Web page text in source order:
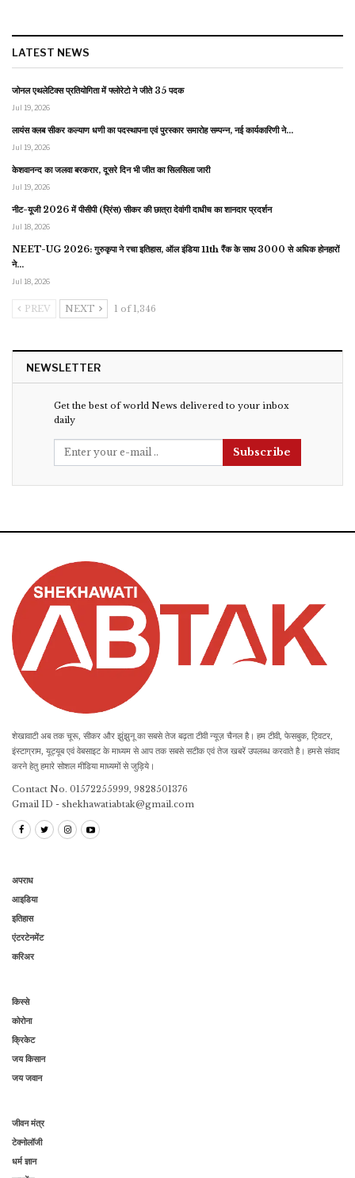
LATEST NEWS
जोनल एथलेटिक्स प्रतियोगिता में फ्लोरेटो ने जीते 35 पदक
Jul 19, 2026
लायंस क्लब सीकर कल्याण धणी का पदस्थापना एवं पुरस्कार समारोह सम्पन्न, नई कार्यकारिणी ने…
Jul 19, 2026
केशवानन्द का जलवा बरकरार, दूसरे दिन भी जीत का सिलसिला जारी
Jul 19, 2026
नीट-यूजी 2026 में पीसीपी (प्रिंस) सीकर की छात्रा देवांगी दाधीच का शानदार प्रदर्शन
Jul 18, 2026
NEET-UG 2026: गुरुकृपा ने रचा इतिहास, ऑल इंडिया 11th रैंक के साथ 3000 से अधिक होनहारों
ने…
Jul 18, 2026
PREV NEXT 1 of 1,346
NEWSLETTER
Get the best of world News delivered to your inbox
daily
Subscribe
शेखावाटी अब तक चूरू, सीकर और झुंझुनू का सबसे तेज बढ़ता टीवी न्यूज़ चैनल है। हम टीवी, फेसबुक, ट्विटर,
इंस्टाग्राम, यूट्यूब एवं वेबसाइट के माध्यम से आप तक सबसे सटीक एवं तेज खबरें उपलब्ध करवाते है। हमसे संवाद
करने हेतु हमारे सोशल मीडिया माध्यमों से जुड़िये।
Contact No. 01572255999, 9828501376
Gmail ID - shekhawatiabtak@gmail.com
अपराध
आइडिया
इतिहास
एंटरटेनमेंट
करिअर
किस्से
कोरोना
क्रिकेट
जय किसान
जय जवान
जीवन मंत्र
टेक्नोलॉजी
धर्म ज्ञान